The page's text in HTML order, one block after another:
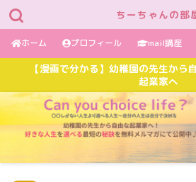
ちーちゃんの部
ホーム プロフィール mail講座
【漫画で分かる】幼稚園の先生から
起業家へ